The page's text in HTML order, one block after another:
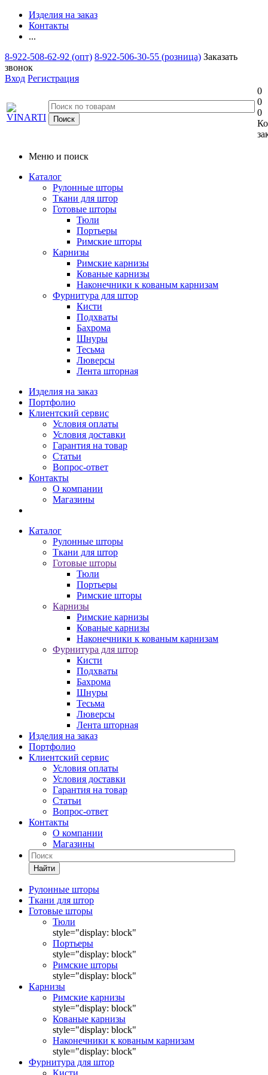
Изделия на заказ
Контакты
...
8-922-508-62-92 (опт) 8-922-506-30-55 (розница) Заказать
звонок
Вход Регистрация
0
0
0
Меню и поиск
Каталог
Рулонные шторы
Ткани для штор
Готовые шторы
Тюли
Портьеры
Римские шторы
Карнизы
Римские карнизы
Кованые карнизы
Наконечники к кованым карнизам
Фурнитура для штор
Кисти
Подхваты
Бахрома
Шнуры
Тесьма
Люверсы
Лента шторная
Изделия на заказ
Портфолио
Клиентский сервис
Условия оплаты
Условия доставки
Гарантия на товар
Статьи
Вопрос-ответ
Контакты
О компании
Магазины
Каталог
Рулонные шторы
Ткани для штор
Готовые шторы
Тюли
Портьеры
Римские шторы
Карнизы
Римские карнизы
Кованые карнизы
Наконечники к кованым карнизам
Фурнитура для штор
Кисти
Подхваты
Бахрома
Шнуры
Тесьма
Люверсы
Лента шторная
Изделия на заказ
Портфолио
Клиентский сервис
Условия оплаты
Условия доставки
Гарантия на товар
Статьи
Вопрос-ответ
Контакты
О компании
Магазины
Найти
Рулонные шторы
Ткани для штор
Готовые шторы
Тюли
style="display: block"
Портьеры
style="display: block"
Римские шторы
style="display: block"
Карнизы
Римские карнизы
style="display: block"
Кованые карнизы
style="display: block"
Наконечники к кованым карнизам
style="display: block"
Фурнитура для штор
Кисти